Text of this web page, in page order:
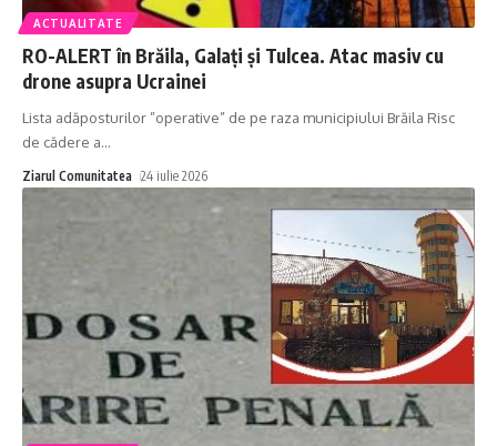
ACTUALITATE
RO-ALERT în Brăila, Galați și Tulcea. Atac masiv cu
drone asupra Ucrainei
Lista adăposturilor ”operative” de pe raza municipiului Brăila Risc
de cădere a…
Ziarul Comunitatea 24 iulie 2026